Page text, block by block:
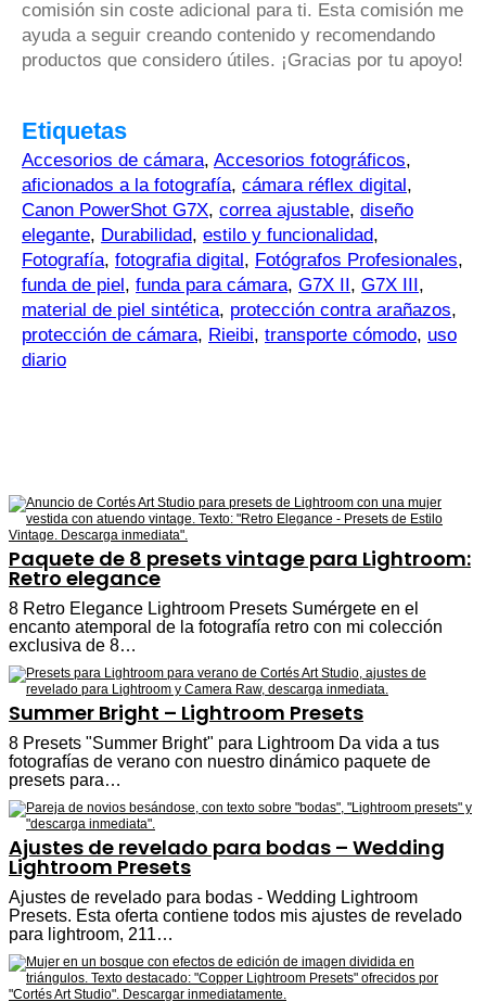
comisión sin coste adicional para ti. Esta comisión me
ayuda a seguir creando contenido y recomendando
productos que considero útiles. ¡Gracias por tu apoyo!
Etiquetas
Accesorios de cámara, Accesorios fotográficos,
aficionados a la fotografía, cámara réflex digital,
Canon PowerShot G7X, correa ajustable, diseño
elegante, Durabilidad, estilo y funcionalidad,
Fotografía, fotografia digital, Fotógrafos Profesionales,
funda de piel, funda para cámara, G7X II, G7X III,
material de piel sintética, protección contra arañazos,
protección de cámara, Rieibi, transporte cómodo, uso
diario
Paquete de 8 presets vintage para Lightroom:
Retro elegance
8 Retro Elegance Lightroom Presets Sumérgete en el
encanto atemporal de la fotografía retro con mi colección
exclusiva de 8…
Summer Bright – Lightroom Presets
8 Presets "Summer Bright" para Lightroom Da vida a tus
fotografías de verano con nuestro dinámico paquete de
presets para…
Ajustes de revelado para bodas – Wedding
Lightroom Presets
Ajustes de revelado para bodas - Wedding Lightroom
Presets. Esta oferta contiene todos mis ajustes de revelado
para lightroom, 211…